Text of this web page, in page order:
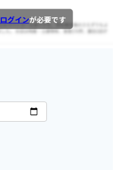
ログインが必要です